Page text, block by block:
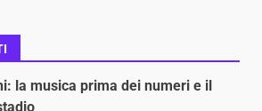
la musica prima dei numeri e il